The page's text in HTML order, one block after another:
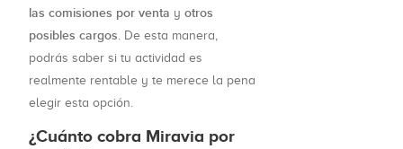
las comisiones por venta y otros
posibles cargos. De esta manera,
podrás saber si tu actividad es
realmente rentable y te merece la pena
elegir esta opción.
¿Cuánto cobra Miravia por